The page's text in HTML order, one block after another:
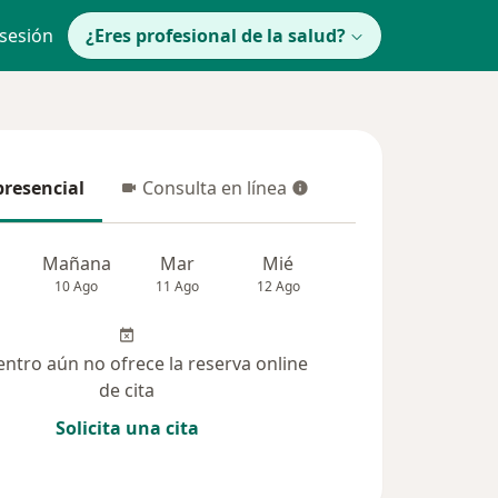
¿Eres profesional de la salud?
Consulta en línea
Consulta en línea
Mañana
10 Ago
Mar
11 Ago
Mié
12 Ago
aún no ofrece la reserva online
de cita
Solicita una cita